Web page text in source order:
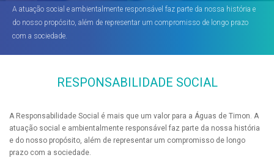
A atuação social e ambientalmente responsável faz parte da nossa história e
do nosso propósito, além de representar um compromisso de longo prazo
com a sociedade.
RESPONSABILIDADE SOCIAL
A Responsabilidade Social é mais que um valor para a Águas de Timon. A
atuação social e ambientalmente responsável faz parte da nossa história
e do nosso propósito, além de representar um compromisso de longo
prazo com a sociedade.